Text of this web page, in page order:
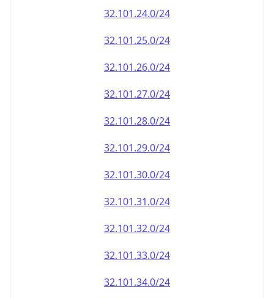
32.101.24.0/24
32.101.25.0/24
32.101.26.0/24
32.101.27.0/24
32.101.28.0/24
32.101.29.0/24
32.101.30.0/24
32.101.31.0/24
32.101.32.0/24
32.101.33.0/24
32.101.34.0/24